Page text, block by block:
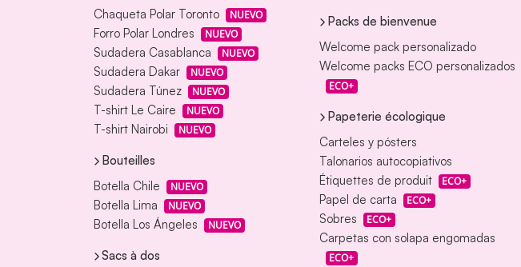
Chaqueta Polar Toronto
NUEVO
Forro Polar Londres NUEVO
Sudadera Casablanca NUEVO
Sudadera Dakar NUEVO
Sudadera Túnez NUEVO
T-shirt Le Caire NUEVO
T-shirt Nairobi NUEVO
Bouteilles
Botella Chile
NUEVO
Botella Lima NUEVO
Botella Los Ángeles NUEVO
Sacs à dos
Packs de bienvenue
Welcome pack personalizado
Welcome packs ECO personalizados
ECO+
Papeterie écologique
Carteles y pósters
Talonarios autocopiativos
Étiquettes de produit
ECO+
Papel de carta ECO+
Sobres ECO+
Carpetas con solapa engomadas
ECO+